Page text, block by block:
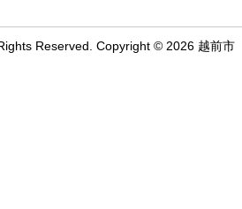
Reserved. Copyright © 2026 越前